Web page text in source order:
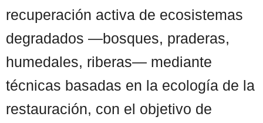
recuperación activa de ecosistemas
degradados —bosques, praderas,
humedales, riberas— mediante
técnicas basadas en la ecología de la
restauración, con el objetivo de